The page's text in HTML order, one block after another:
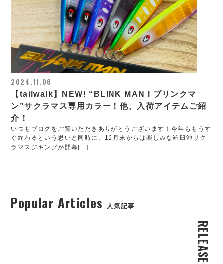
2024.11.06
【tailwalk】NEW! “BLINK MAN l ブリンクマ
ン”サクラマス専用カラー！他、入荷アイテムご紹
介！
いつもブログをご覧いただきありがとうございます！今年ももうす
ぐ終わるという思いと同時に、12月末からは楽しみな羅臼沖サク
ラマスジギングが開幕[...]
Popular Articles 人気記事
RELEASE